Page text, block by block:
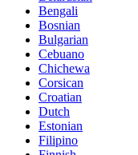
Bengali
Bosnian
Bulgarian
Cebuano
Chichewa
Corsican
Croatian
Dutch
Estonian
Filipino